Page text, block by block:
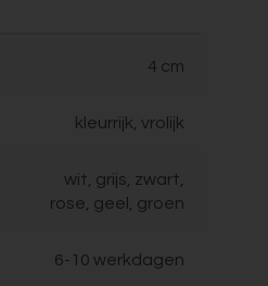
4 cm
kleurrijk, vrolijk
wit, grijs, zwart,
rose, geel, groen
6-10 werkdagen